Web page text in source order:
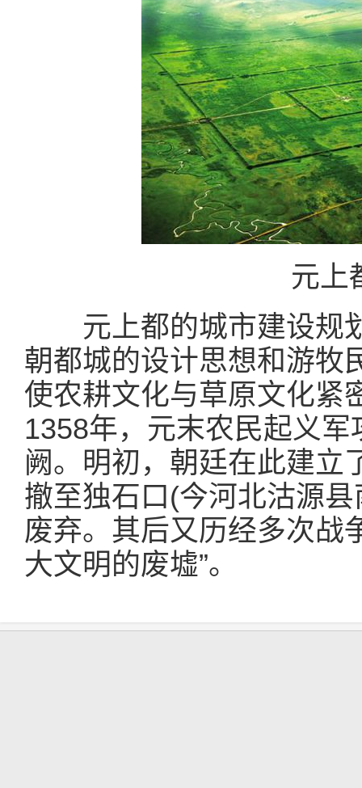
元上
元上都的城市建设规
朝都城的设计思想和游牧
使农耕文化与草原文化紧
1358年，元末农民起义
阙。明初，朝廷在此建立
撤至独石口(今河北沽源
废弃。其后又历经多次战
大文明的废墟”。